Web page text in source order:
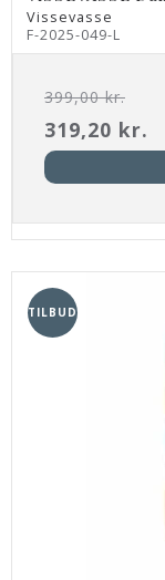
Vissevasse
F-2025-049-L
399,00 kr.
319,20 kr.
TILBUD